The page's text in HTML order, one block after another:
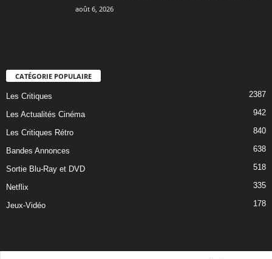
août 6, 2026
CATÉGORIE POPULAIRE
Les Critiques 2387
Les Actualités Cinéma 942
Les Critiques Rétro 840
Bandes Annonces 638
Sortie Blu-Ray et DVD 518
Netflix 335
Jeux-Vidéo 178